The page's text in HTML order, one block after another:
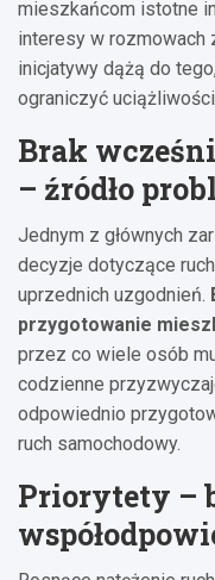
mieszkańcom istotne
interesy w rozmowach
inicjatywy dążą do
ograniczyć
Brak
– źródło
Jednym z głównych
decyzje dotyczące
uprzednich uzgodnień.
przygotowanie
przez co wiele osób
codzienne
odpowiednio
ruch samochodowy.
Priorytety –